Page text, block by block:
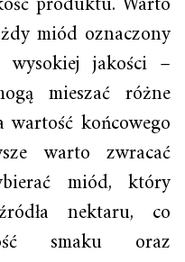
miód oznaczony
jakości –
mieszać różne
końcowego
warto zwracać
miód, który
nektaru, co
smaku oraz